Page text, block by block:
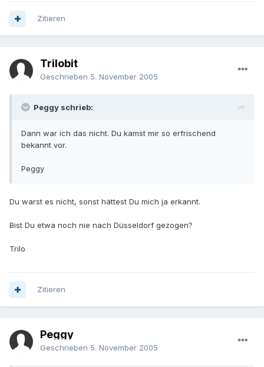
Zitieren
Trilobit
Geschrieben 5. November 2005
Peggy schrieb:
Dann war ich das nicht. Du kamst mir so erfrischend
bekannt vor.
Peggy
Du warst es nicht, sonst hättest Du mich ja erkannt.
Bist Du etwa noch nie nach Düsseldorf gezogen?
Trilo
Zitieren
Peggy
Geschrieben 5. November 2005